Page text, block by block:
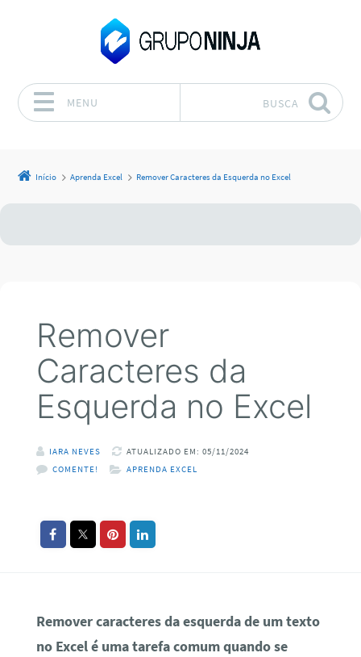
MENU BUSCA
Início Aprenda Excel Remover Caracteres da Esquerda no Excel
Remover
Caracteres da
Esquerda no Excel
IARA NEVES
ATUALIZADO EM: 05/11/2024
COMENTE!
APRENDA EXCEL
Remover caracteres da esquerda de um texto
no Excel é uma tarefa comum quando se